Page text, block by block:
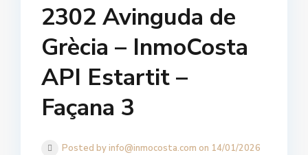
2302 Avinguda de
Grècia – InmoCosta
API Estartit –
Façana 3
Posted by info@inmocosta.com on 14/01/2026